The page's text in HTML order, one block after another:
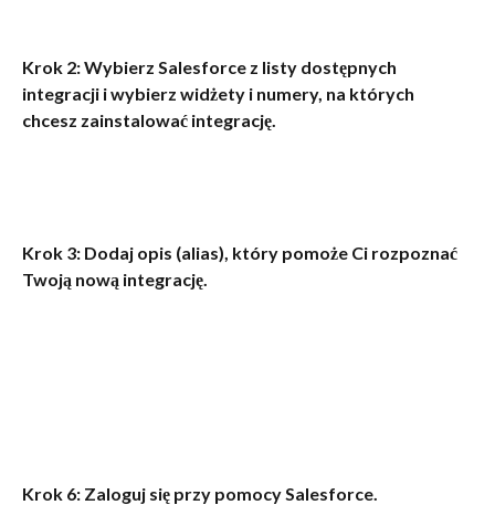
Krok 2: Wybierz Salesforce z listy dostępnych
integracji i wybierz widżety i numery, na których
chcesz zainstalować integrację.
Krok 3: Dodaj opis (alias), który pomoże Ci rozpoznać
Twoją nową integrację.
Krok 6: Zaloguj się przy pomocy Salesforce.